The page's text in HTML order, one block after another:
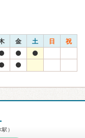
金 土 日 祝
）